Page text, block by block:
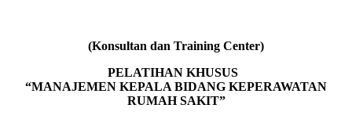
(Konsultan dan Training Center)
PELATIHAN KHUSUS
“MANAJEMEN KEPALA BIDANG KEPERAWATAN
RUMAH SAKIT”